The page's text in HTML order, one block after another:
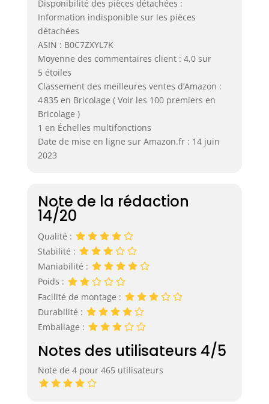
Disponibilité des pièces détachées :
Information indisponible sur les pièces
détachées
ASIN : B0C7ZXYL7K
Moyenne des commentaires client : 4,0 sur
5 étoiles
Classement des meilleures ventes d’Amazon :
4 835 en Bricolage ( Voir les 100 premiers en
Bricolage )
1 en Échelles multifonctions
Date de mise en ligne sur Amazon.fr : 14 juin
2023
Note de la rédaction
14/20
Qualité :
Stabilité :
Maniabilité :
Poids :
Facilité de montage :
Durabilité :
Emballage :
Notes des utilisateurs 4/5
Note de 4 pour 465 utilisateurs